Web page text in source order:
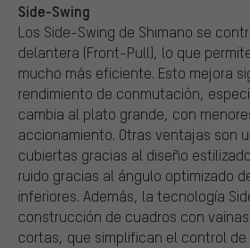
Side-Swing
Los Side-Swing de Shimano se
delantera (Front-Pull), lo que
mucho más eficiente. Esto mejora
rendimiento de conmutación,
cambia al plato grande, con
accionamiento. Otras ventajas son
cubiertas gracias al diseño
ruido gracias al ángulo optimizado
inferiores. Además, la tecnología
construcción de cuadros con
cortas, que simplifican el control